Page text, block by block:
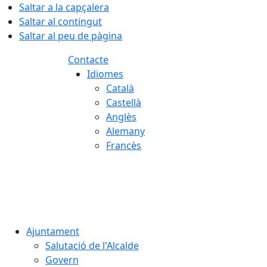
Saltar a la capçalera
Saltar al contingut
Saltar al peu de pàgina
Contacte
Idiomes
Català
Castellà
Anglès
Alemany
Francès
Ajuntament
Salutació de l'Alcalde
Govern